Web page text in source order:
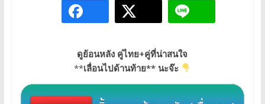
ดูย้อนหลัง คู่ไทย+คู่ที่น่าสนใจ
**เลื่อนไปด้านท้าย** นะจ๊ะ